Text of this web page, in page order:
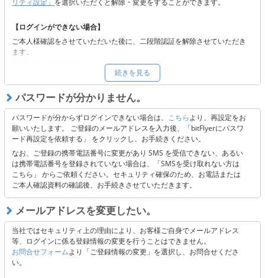
リティ設定」 を選択いただくと解除・変更をすることができます。
【ログインができない場合】
ご本人様確認をさせていただいた後に、二段階認証を解除させていただき
ます。
二段階認証の解除をご希望の方へ
※二段階認証解除後も当社の定めるセキュリティの観点から認証コードを
送付しております。メールの受信ができない場合には、受信設定またはキ
ャリア側に起因する可能性がございますので、以下 3点のご確認をお願い
いたします。
「@bitflyer.com」「@bitflyer.jp」のドメイン指定解除
フィルタリング設定に当社が該当していないか
迷惑メールフォルダに振り分けられていないか
【上記にて解決できない場合】
以下よりお問い合わせください。
お問合せフォーム
続きを見る
パスワードが分かりません。
パスワードが分からずログインできない場合は、 こちらより、再設定をお
願いいたします。 ご登録のメールアドレスを入力後、「bitFlyerにパスワ
ード再設定を依頼する」 をクリックし、お手続きください。
なお、ご登録の携帯電話番号に変更があり SMS を受信できない、あるい
は携帯電話番号を登録されていない場合は、「SMSを受け取れない方は
こちら」 からご依頼ください。セキュリティ確保のため、お電話または
ご本人確認資料の確認後、お手続きさせていただきます。
メールアドレスを変更したい。
当社ではセキュリティ上の理由により、お客様ご自身でメールアドレス
等、ログインに係る登録情報の変更を行うことはできません。
お問合せフォームより「ご登録情報の変更」を選択し、お問合せくださ
い。